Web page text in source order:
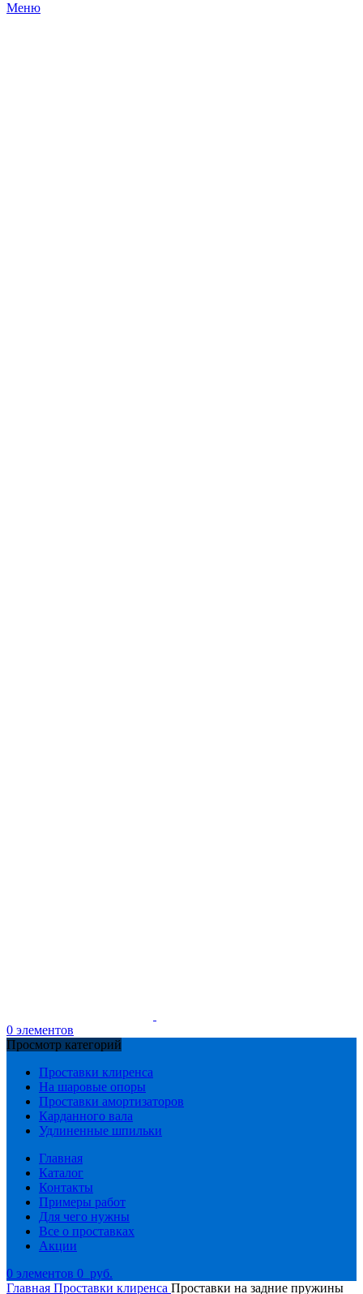
Меню
0 элементов
Просмотр категорий
Проставки клиренса
На шаровые опоры
Проставки амортизаторов
Карданного вала
Удлиненные шпильки
Главная
Каталог
Контакты
Примеры работ
Для чего нужны
Все о проставках
Акции
0 элементов 0 руб.
Главная Проставки клиренса Проставки на задние пружины